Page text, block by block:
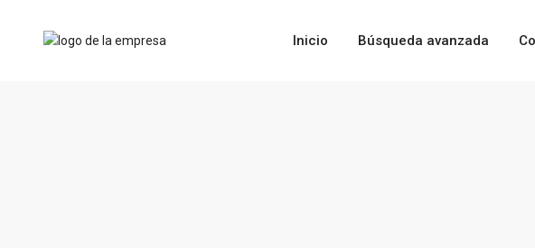
Inicio Búsqueda avanzada